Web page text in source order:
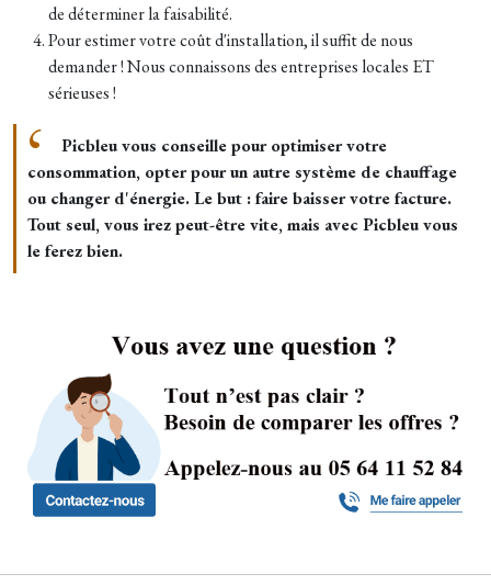
de déterminer la faisabilité.
Pour estimer votre coût d'installation, il suffit de nous
demander ! Nous connaissons des entreprises locales ET
sérieuses !
Picbleu vous conseille pour optimiser votre
consommation, opter pour un autre système de chauffage
ou changer d'énergie. Le but : faire baisser votre facture.
Tout seul, vous irez peut-être vite, mais avec Picbleu vous
le ferez bien.